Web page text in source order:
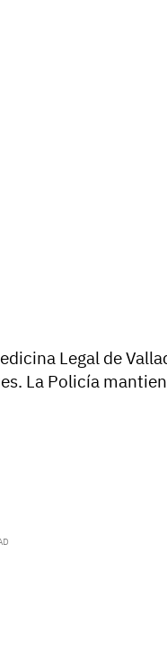
Legal de
La Policía